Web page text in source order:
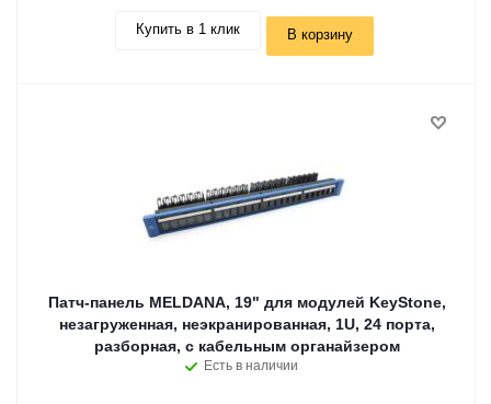
Купить в 1 клик В корзину
Патч-панель MELDANA, 19" для модулей KeyStone,
незагруженная, неэкранированная, 1U, 24 порта,
разборная, c кабельным органайзером
Есть в наличии